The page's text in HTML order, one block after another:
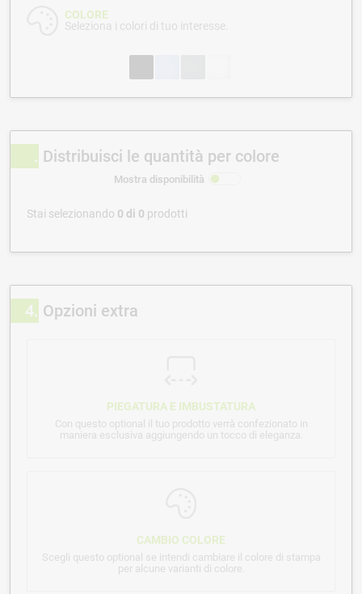
COLORE
Seleziona i colori di tuo interesse.
Distribuisci le quantità per colore
Mostra disponibilità
Stai selezionando 0 di 0 prodotti
4 Opzioni extra
PIEGATURA E IMBUSTATURA
Con questo optional il tuo prodotto verrà confezionato in
maniera esclusiva aggiungendo un tocco di eleganza.
CAMBIO COLORE
Scegli questo optional se intendi cambiare il colore di stampa
per alcune varianti di colore.